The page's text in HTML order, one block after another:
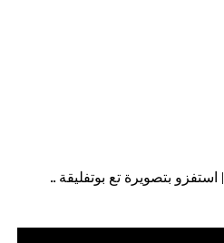
بتصويرة تع بوتفليقة ..